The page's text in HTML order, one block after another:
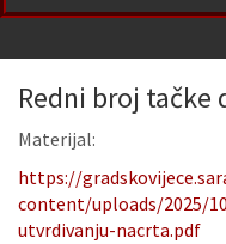
Redni broj tačke
Materijal:
https://
content/uploads/2025/
utvrdivanju-nacrta.pdf